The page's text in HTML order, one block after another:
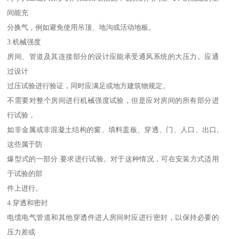
间能充
分换气，例如避免使用吊顶、地沟或活动地板。
3.机械强度
房间、管道及其连接部分的设计应能承受通风系统的大压力。应通
过设计
过压试验进行验证，同时应满足或地方建筑物规定。
不需要对整个房间进行机械强度试验，但是应对房间的所有部分进
行试验，
如非金属或非混凝土结构的窗、填料盖板、穿透、门、人口、出口,
这些属于防
爆型式的一部分.要求进行试验。对于这种情况，可在安装方式适用
于试验的部
件上进行。
4.穿透和密封
电缆电气管道和其他穿透件进人房间时应进行密封，以保持必要的
压力差或